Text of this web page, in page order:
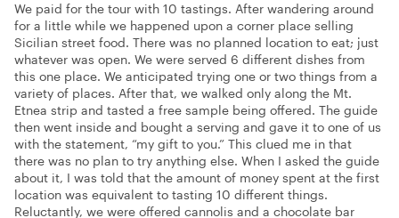
We paid for the tour with 10 tastings. After wandering around
for a little while we happened upon a corner place selling
Sicilian street food. There was no planned location to eat; just
whatever was open. We were served 6 different dishes from
this one place. We anticipated trying one or two things from a
variety of places. After that, we walked only along the Mt.
Etnea strip and tasted a free sample being offered. The guide
then went inside and bought a serving and gave it to one of us
with the statement, “my gift to you.” This clued me in that
there was no plan to try anything else. When I asked the guide
about it, I was told that the amount of money spent at the first
location was equivalent to tasting 10 different things.
Reluctantly, we were offered cannolis and a chocolate bar